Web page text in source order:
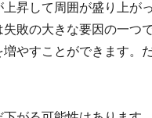
昇して周囲が盛り上が
の大きな要因の一つ
やすことができます。